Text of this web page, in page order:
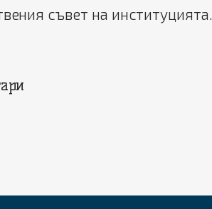
съвет на институцията.